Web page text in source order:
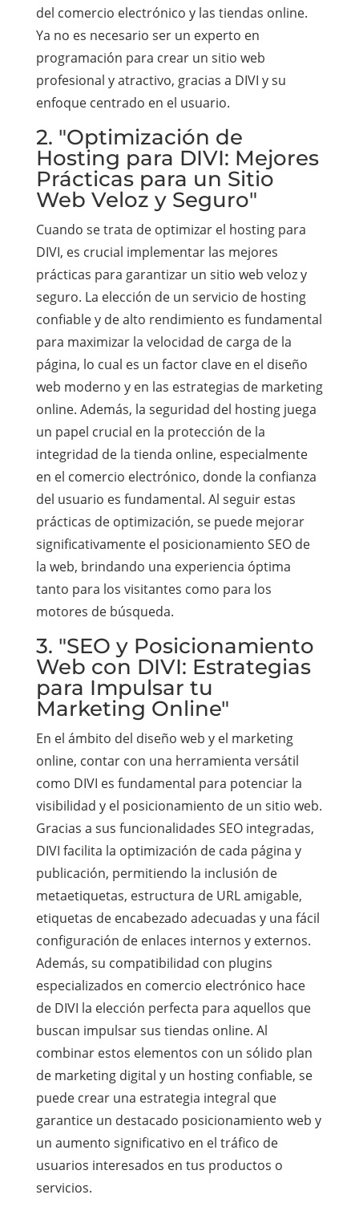
del comercio electrónico y las tiendas online.
Ya no es necesario ser un experto en
programación para crear un sitio web
profesional y atractivo, gracias a DIVI y su
enfoque centrado en el usuario.
2. "Optimización de
Hosting para DIVI: Mejores
Prácticas para un Sitio
Web Veloz y Seguro"
Cuando se trata de optimizar el hosting para
DIVI, es crucial implementar las mejores
prácticas para garantizar un sitio web veloz y
seguro. La elección de un servicio de hosting
confiable y de alto rendimiento es fundamental
para maximizar la velocidad de carga de la
página, lo cual es un factor clave en el diseño
web moderno y en las estrategias de marketing
online. Además, la seguridad del hosting juega
un papel crucial en la protección de la
integridad de la tienda online, especialmente
en el comercio electrónico, donde la confianza
del usuario es fundamental. Al seguir estas
prácticas de optimización, se puede mejorar
significativamente el posicionamiento SEO de
la web, brindando una experiencia óptima
tanto para los visitantes como para los
motores de búsqueda.
3. "SEO y Posicionamiento
Web con DIVI: Estrategias
para Impulsar tu
Marketing Online"
En el ámbito del diseño web y el marketing
online, contar con una herramienta versátil
como DIVI es fundamental para potenciar la
visibilidad y el posicionamiento de un sitio web.
Gracias a sus funcionalidades SEO integradas,
DIVI facilita la optimización de cada página y
publicación, permitiendo la inclusión de
metaetiquetas, estructura de URL amigable,
etiquetas de encabezado adecuadas y una fácil
configuración de enlaces internos y externos.
Además, su compatibilidad con plugins
especializados en comercio electrónico hace
de DIVI la elección perfecta para aquellos que
buscan impulsar sus tiendas online. Al
combinar estos elementos con un sólido plan
de marketing digital y un hosting confiable, se
puede crear una estrategia integral que
garantice un destacado posicionamiento web y
un aumento significativo en el tráfico de
usuarios interesados en tus productos o
servicios.